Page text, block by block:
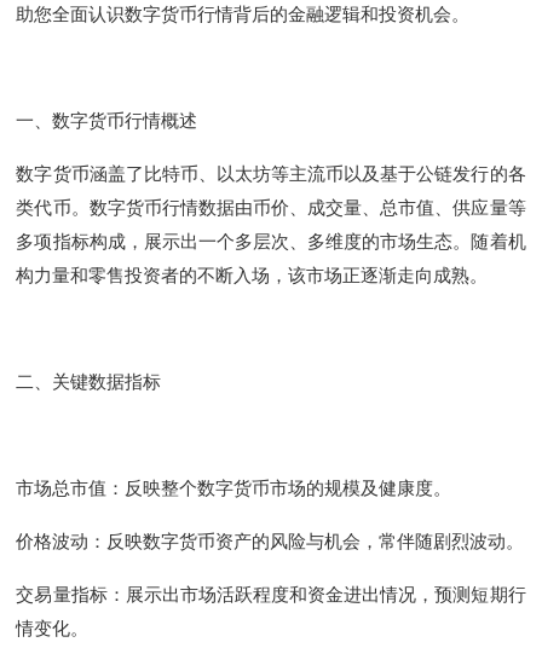
助您全面认识数字货币行情背后的金融逻辑和投资机会。
一、数字货币行情概述
数字货币涵盖了比特币、以太坊等主流币以及基于公链发行的各
类代币。数字货币行情数据由币价、成交量、总市值、供应量等
多项指标构成，展示出一个多层次、多维度的市场生态。随着机
构力量和零售投资者的不断入场，该市场正逐渐走向成熟。
二、关键数据指标
市场总市值：反映整个数字货币市场的规模及健康度。
价格波动：反映数字货币资产的风险与机会，常伴随剧烈波动。
交易量指标：展示出市场活跃程度和资金进出情况，预测短期行
情变化。